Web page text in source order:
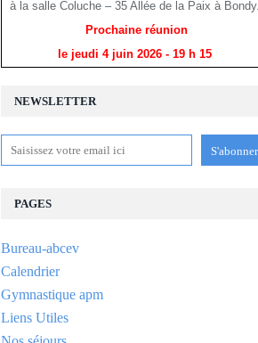
NEWSLETTER
PAGES
Bureau-abcev
Calendrier
Gymnastique apm
Liens Utiles
à la salle Coluche – 35 Allée de la Paix à Bondy.
Prochaine réunion
le jeudi 4 juin 2026 - 19 h 15